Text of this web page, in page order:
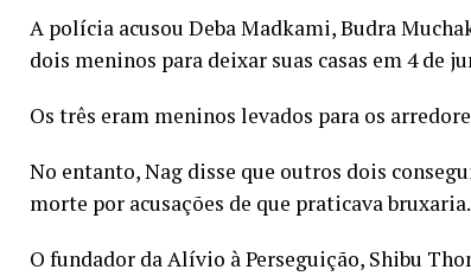
A polícia acusou Deba Madkami, Budra
dois meninos para deixar suas casas em 4 de
Os três eram meninos levados para os
No entanto, Nag disse que outros dois
morte por acusações de que praticava bruxaria.
O fundador da Alívio à Perseguição, Shibu